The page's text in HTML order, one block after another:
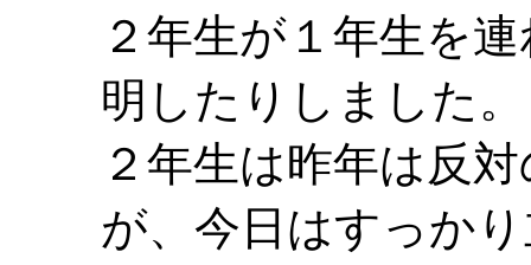
２年生が１年生を
明したりしました。
２年生は昨年は反
が、今日はすっか